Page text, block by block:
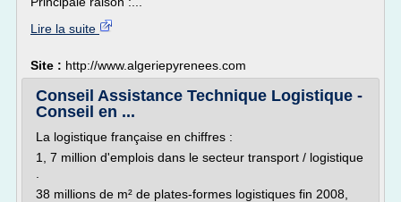
Lire la suite
Site : http://www.algeriepyrenees.com
Conseil Assistance Technique Logistique -
Conseil en ...
La logistique française en chiffres :
1, 7 million d'emplois dans le secteur transport / logistique
38 millions de m² de plates-formes logistiques fin 2008,